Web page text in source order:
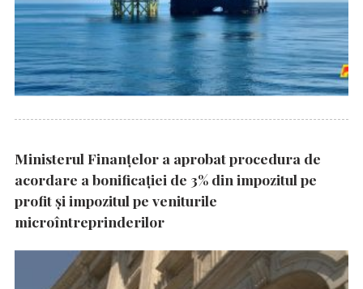
Ministerul Finanțelor a aprobat procedura de
acordare a bonificației de 3% din impozitul pe
profit și impozitul pe veniturile
microîntreprinderilor